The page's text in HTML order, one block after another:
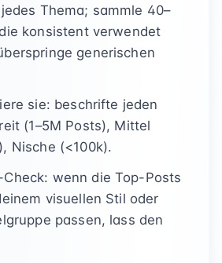
Thema; sammle 40–
konsistent verwendet
generischen
sie: beschrifte jeden
(1–5M Posts), Mittel
Nische (<100k).
Check: wenn die Top-Posts
visuellen Stil oder
passen, lass den